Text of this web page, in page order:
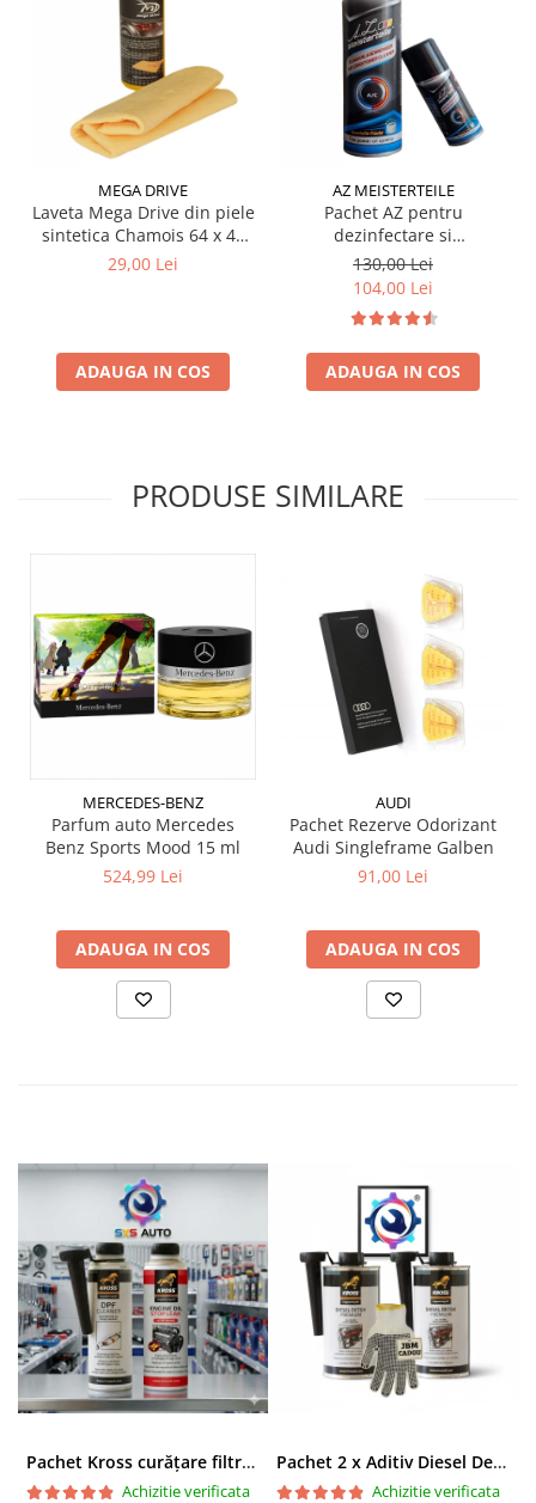
MEGA DRIVE
Laveta Mega Drive din piele
sintetica Chamois 64 x 43
cm
29,00 Lei
ADAUGA IN COS
AZ MEISTERTEILE
Pachet AZ pentru
dezinfectare si
improspatare instalatie
auto AC
130,00 Lei
104,00 Lei
ADAUGA IN COS
PRODUSE SIMILARE
MERCEDES-BENZ
Parfum auto Mercedes
Benz Sports Mood 15 ml
524,99 Lei
ADAUGA IN COS
AUDI
Pachet Rezerve Odorizant
Audi Singleframe Galben
91,00 Lei
ADAUGA IN COS
Pachet Kross curățare filtru particule DPF și etanșare ulei 250 ml + 250 ml
Achizitie verificata
Pachet 2 x Aditiv Diesel Detox Premium Kross - Curățare Completă, +5 Puncte Cetanic & Protecție DPF/EGR
Achizitie verificata